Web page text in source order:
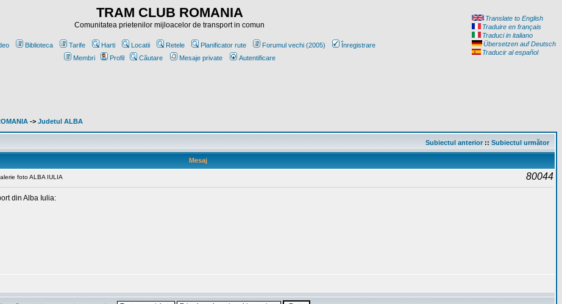
TRAM CLUB ROMANIA
Comunitatea prietenilor mijloacelor de transport in comun
Biblioteca Tarife Harti Locatii Retele Planificator rute Forumul vechi (2005)
Înregistrare
Membri
Profil Căutare Mesaje private Autentificare
Translate to English
Traduire en français
Traduci in italiano
Übersetzen auf Deutsch
Traducir al español
-> Judetul ALBA
Subiectul anterior:: Subiectul următor
Mesaj
foto ALBA IULIA 80044
din Alba Iulia: